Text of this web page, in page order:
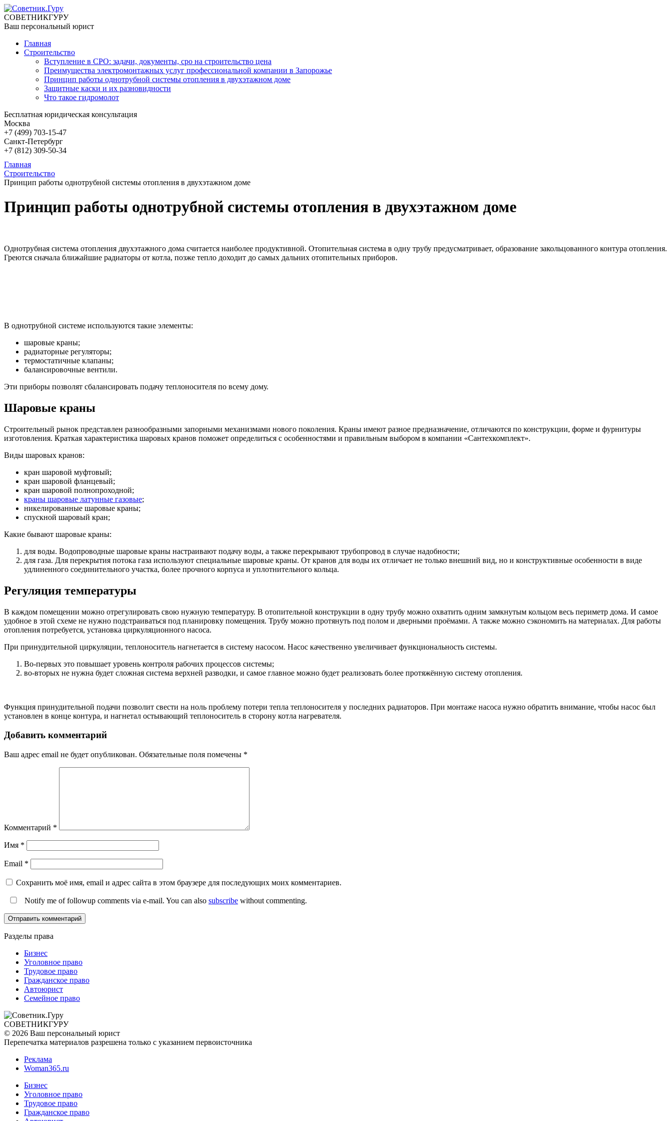
СОВЕТНИКГУРУ
Ваш персональный юрист
Главная
Строительство
Вступление в СРО: задачи, документы, сро на строительство цена
Преимущества электромонтажных услуг профессиональной компании в Запорожье
Принцип работы однотрубной системы отопления в двухэтажном доме
Защитные каски и их разновидности
Что такое гидромолот
Бесплатная юридическая консультация
Москва
+7 (499) 703-15-47
Санкт-Петербург
+7 (812) 309-50-34
Главная
Строительство
Принцип работы однотрубной системы отопления в двухэтажном доме
Принцип работы однотрубной системы отопления в двухэтажном доме
Однотрубная система отопления двухэтажного дома считается наиболее продуктивной. Отопительная система в одну трубу предусматривает, образование закольцованного контура отопления.
Греются сначала ближайшие радиаторы от котла, позже тепло доходит до самых дальних отопительных приборов.
В однотрубной системе используются такие элементы:
шаровые краны;
радиаторные регуляторы;
термостатичные клапаны;
балансировочные вентили.
Эти приборы позволят сбалансировать подачу теплоносителя по всему дому.
Шаровые краны
Строительный рынок представлен разнообразными запорными механизмами нового поколения. Краны имеют разное предназначение, отличаются по конструкции, форме и фурнитуры
изготовления. Краткая характеристика шаровых кранов поможет определиться с особенностями и правильным выбором в компании «Сантехкомплект».
Виды шаровых кранов:
кран шаровой муфтовый;
кран шаровой фланцевый;
кран шаровой полнопроходной;
краны шаровые латунные газовые;
никелированные шаровые краны;
спускной шаровый кран;
Какие бывают шаровые краны:
для воды. Водопроводные шаровые краны настраивают подачу воды, а также перекрывают трубопровод в случае надобности;
для газа. Для перекрытия потока газа используют специальные шаровые краны. От кранов для воды их отличает не только внешний вид, но и конструктивные особенности в виде
удлиненного соединительного участка, более прочного корпуса и уплотнительного кольца.
Регуляция температуры
В каждом помещении можно отрегулировать свою нужную температуру. В отопительной конструкции в одну трубу можно охватить одним замкнутым кольцом весь периметр дома. И самое
удобное в этой схеме не нужно подстраиваться под планировку помещения. Трубу можно протянуть под полом и дверными проёмами. А также можно сэкономить на материалах. Для работы
отопления потребуется, установка циркуляционного насоса.
При принудительной циркуляции, теплоноситель нагнетается в систему насосом. Насос качественно увеличивает функциональность системы.
Во-первых это повышает уровень контроля рабочих процессов системы;
во-вторых не нужна будет сложная система верхней разводки, и самое главное можно будет реализовать более протяжённую систему отопления.
Функция принудительной подачи позволит свести на ноль проблему потери тепла теплоносителя у последних радиаторов. При монтаже насоса нужно обратить внимание, чтобы насос был
установлен в конце контура, и нагнетал остывающий теплоноситель в сторону котла нагревателя.
Добавить комментарий
Ваш адрес email не будет опубликован. Обязательные поля помечены *
Комментарий *
Имя *
Email *
Сохранить моё имя, email и адрес сайта в этом браузере для последующих моих комментариев.
Notify me of followup comments via e-mail. You can also subscribe without commenting.
Разделы права
Бизнес
Уголовное право
Трудовое право
Гражданское право
Автоюрист
Семейное право
СОВЕТНИКГУРУ
© 2026 Ваш персональный юрист
Перепечатка материалов разрешена только с указанием первоисточника
Реклама
Woman365.ru
Бизнес
Уголовное право
Трудовое право
Гражданское право